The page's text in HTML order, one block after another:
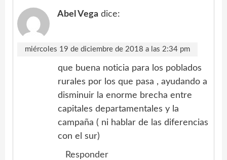
Abel Vega dice:
miércoles 19 de diciembre de 2018 a las 2:34 pm
que buena noticia para los poblados
rurales por los que pasa , ayudando a
disminuir la enorme brecha entre
capitales departamentales y la
campaña ( ni hablar de las diferencias
con el sur)
Responder